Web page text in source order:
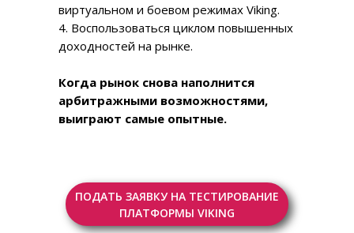
виртуальном и боевом режимах Viking.
4. Воспользоваться циклом повышенных
доходностей на рынке.
Когда рынок снова наполнится
арбитражными возможностями,
выиграют самые опытные.
ПОДАТЬ ЗАЯВКУ НА ТЕСТИРОВАНИЕ
ПЛАТФОРМЫ VIKING